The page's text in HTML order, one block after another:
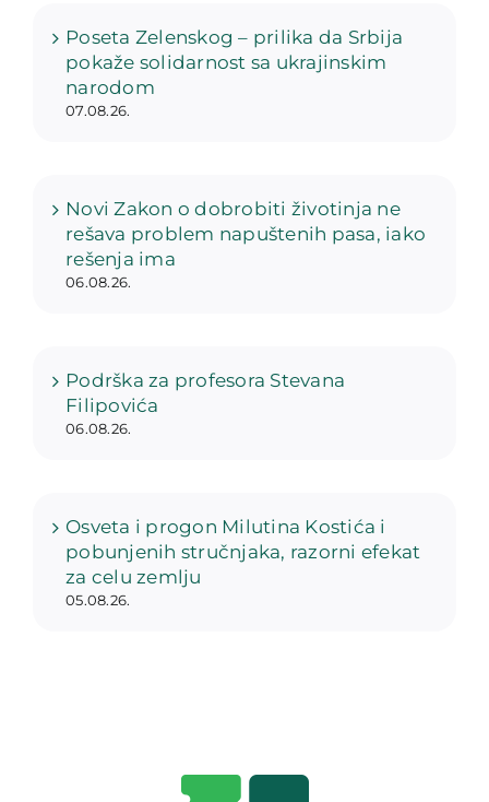
Poseta Zelenskog – prilika da Srbija
pokaže solidarnost sa ukrajinskim
narodom
07.08.26.
Novi Zakon o dobrobiti životinja ne
rešava problem napuštenih pasa, iako
rešenja ima
06.08.26.
Podrška za profesora Stevana
Filipovića
06.08.26.
Osveta i progon Milutina Kostića i
pobunjenih stručnjaka, razorni efekat
za celu zemlju
05.08.26.